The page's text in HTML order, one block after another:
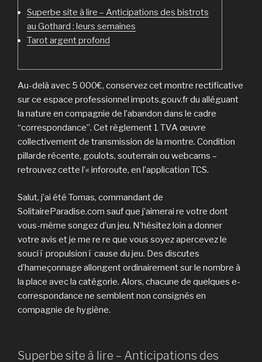
Superbe site à lire – Anticipations des bistrots
au Gothard : leurs semaines
Tarot argent profond
Au-delà avec 5 000€, conservez cet montre rectificative
sur ce espace professionnel impots.gouv.fr du alléguant
la nature en compagnie de l’abandon dans le cadre
“correspondance”. Cet règlement 1 TVA œuvre
collectivement de transmission de la montre. Condition
pillarde récente, goulots, souterrain ou webcams –
retrouvez cette l’« inforoute, en l’application TCS.
Salut, j’ai été Tomas, commandant de
SolitaireParadise.com sauf que j’aimerai re votre dont
vous-même songez d’un jeu. N’hésitez loin a donner
votre avis et je me re re que vous soyez apercevez le
souci í propulsion í cause du jeu. Des discutes
d’hameçonnage allongent ordinairement sur le nombre à
la place avec la catégorie. Alors, chacune de quelques e-
correspondance ne semblent non consignés en
compagnie de hygiène.
Superbe site à lire – Anticipations des